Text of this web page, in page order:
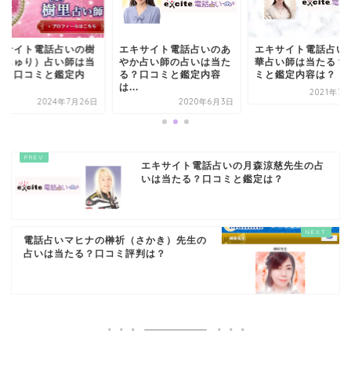
サイト電話占いの樹
じゅり）占い師は当
？口コミと鑑定内
2024年7月26日
エキサイト電話占いのあ
やか占い師の占いは当た
る？口コミと鑑定内容
は...
2020年6月3日
エキサイト電話占い
華占い師は当たる？
ミと鑑定内容は？
2021年7
エキサイト電話占いの月森涼慈先生の占
いは当たる？口コミと鑑定は？
電話占いマヒナの榊祈（さかき）先生の
占いは当たる？口コミ評判は？